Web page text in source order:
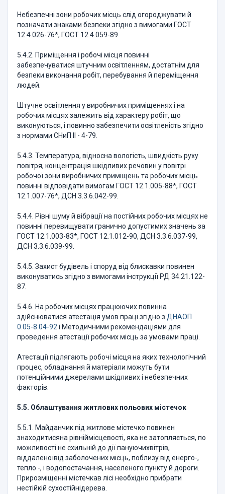
Небезпечні зони робочих місць слід огороджувати й
позначати знаками безпеки згідно з вимогами ГОСТ
12.4.026-76*, ГОСТ 12.4.059-89.
5.4.2. Приміщення і робочі місця повинні
забезпечуватися штучним освітленням, достатнім для
безпеки виконання робіт, перебування й переміщення
людей.
Штучне освітлення у виробничих приміщеннях і на
робочих місцях залежить від характеру робіт, що
виконуються, і повинно забезпечити освітленість згідно
з нормами СНиП ІІ - 4-79.
5.4.3. Температура, відносна вологість, швидкість руху
повітря, концентрація шкідливих речовин у повітрі
робочої зони виробничих приміщень та робочих місць
повинні відповідати вимогам ГОСТ 12.1.005-88*, ГОСТ
12.1.007-76*, ДСН 3.3.6.042-99.
5.4.4. Рівні шуму й вібрації на постійних робочих місцях не
повинні перевищувати гранично допустимих значень за
ГОСТ 12.1.003-83*, ГОСТ 12.1.012-90, ДСН 3.3.6.037-99,
ДСН 3.3.6.039-99.
5.4.5. Захист будівель і споруд від блискавки повинен
виконуватись згідно з вимогами інструкції РД 34.21.122-
87.
5.4.6. На робочих місцях працюючих повинна
здійснюватися атестація умов праці згідно з ДНАОП
0.05-8.04-92 і Методичними рекомендаціями для
проведення атестації робочих місць за умовами праці.
Атестації підлягають робочі місця на яких технологічний
процес, обладнання й матеріали можуть бути
потенційними джерелами шкідливих і небезпечних
факторів.
5.5. Облаштування житлових польових містечок
5.5.1. Майданчик під житлове містечко повинен
знаходитисяна рівніймісцевості, яка не затопляється, по
можливості не схильній до дії пануючихвітрів,
віддаленоївід заболочених місць, поблизу від енерго-,
тепло -, і водопостачання, населеного пункту й дороги.
Прирозміщенні містечкав лісі необхідно прибрати
нестійкій сухостійнідерева.